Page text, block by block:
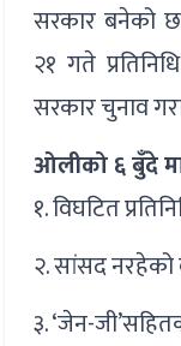
सरकार बनेको
२१ गते
सरकार चुनाव
ओलीको ६ बुँदे
१. विघटित
२. सांसद नरहेको
३. ‘जेन-